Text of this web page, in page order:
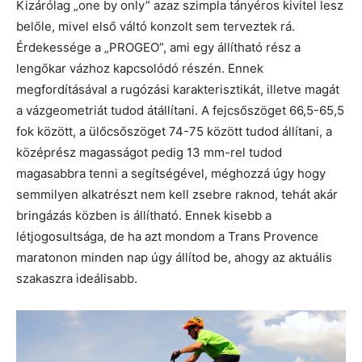
Kizárólag „one by only” azaz szimpla tányéros kivitel lesz
belőle, mivel első váltó konzolt sem terveztek rá.
Érdekessége a „PROGEO”, ami egy állítható rész a
lengőkar vázhoz kapcsolódó részén. Ennek
megfordításával a rugózási karakterisztikát, illetve magát
a vázgeometriát tudod átállítani. A fejcsőszöget 66,5-65,5
fok között, a ülőcsőszöget 74-75 között tudod állítani, a
középrész magasságot pedig 13 mm-rel tudod
magasabbra tenni a segítségével, méghozzá úgy hogy
semmilyen alkatrészt nem kell zsebre raknod, tehát akár
bringázás közben is állítható. Ennek kisebb a
létjogosultsága, de ha azt mondom a Trans Provence
maratonon minden nap úgy állítod be, ahogy az aktuális
szakaszra ideálisabb.